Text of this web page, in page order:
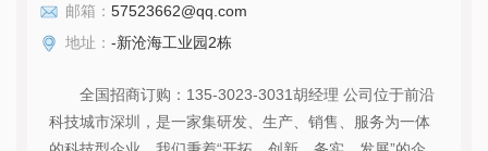
邮箱： 57523662@qq.com
地址： -新沧海工业园2栋
全国招商订购：135-3023-3031胡经理 公司位于前沿
科技城市深圳，是一家集研发、生产、销售、服务为一体